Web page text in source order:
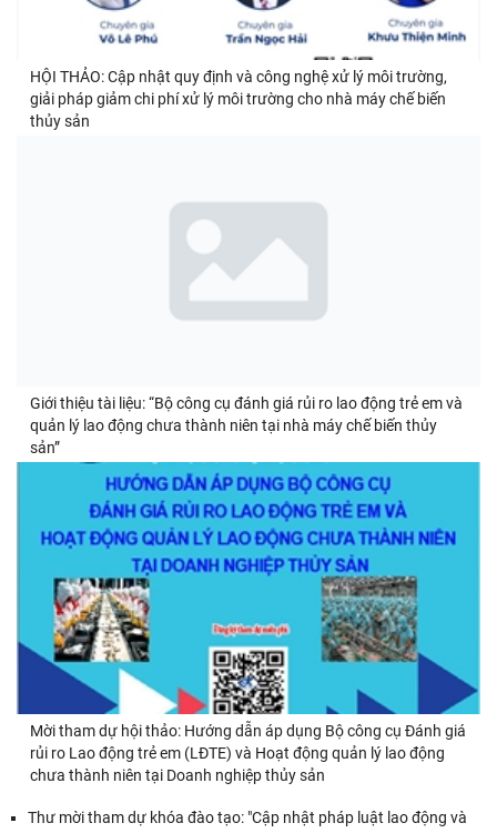
HỘI THẢO: Cập nhật quy định và công nghệ xử lý môi trường,
giải pháp giảm chi phí xử lý môi trường cho nhà máy chế biến
thủy sản
Giới thiệu tài liệu: “Bộ công cụ đánh giá rủi ro lao động trẻ em và
quản lý lao động chưa thành niên tại nhà máy chế biến thủy
sản”
Mời tham dự hội thảo: Hướng dẫn áp dụng Bộ công cụ Đánh giá
rủi ro Lao động trẻ em (LĐTE) và Hoạt động quản lý lao động
chưa thành niên tại Doanh nghiệp thủy sản
Thư mời tham dự khóa đào tạo: "Cập nhật pháp luật lao động và